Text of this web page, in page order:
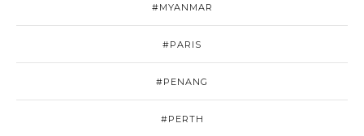
#MYANMAR
#PARIS
#PENANG
#PERTH